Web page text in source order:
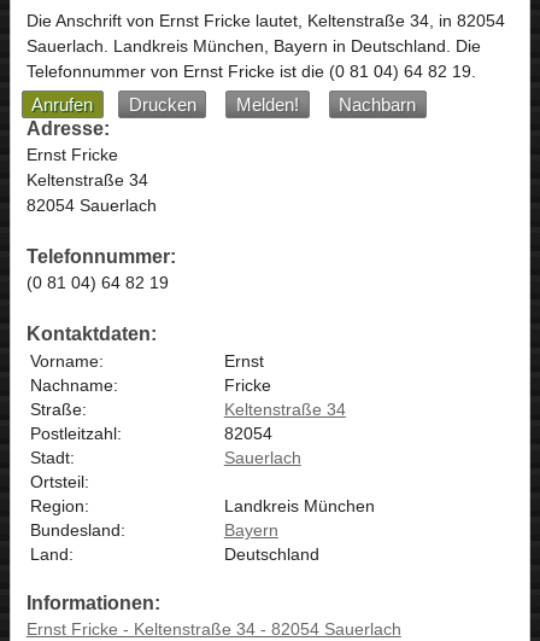
Die Anschrift von Ernst Frickelautet, Keltenstraße 34, in 82054
Sauerlach. Landkreis München, Bayern in Deutschland. Die
Telefonnummer von Ernst Fricke ist die (0 81 04) 64 82 19.
Anrufen Drucken Melden!
Nachbarn
Adresse:
Ernst Fricke
Keltenstraße 34
82054 Sauerlach
Telefonnummer:
(0 81 04) 64 82 19
Kontaktdaten:
Vorname:
Ernst
Nachname:
Fricke
Straße:
Keltenstraße 34
Postleitzahl:
82054
Stadt:
Sauerlach
Ortsteil:
Region:
Landkreis München
Bundesland:
Bayern
Land:
Deutschland
Informationen:
Ernst Fricke - Keltenstraße 34 - 82054 Sauerlach